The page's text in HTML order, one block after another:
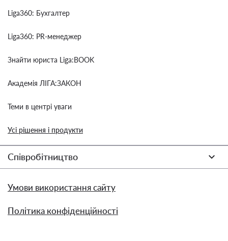
Liga360: Бухгалтер
Liga360: PR-менеджер
Знайти юриста Liga:BOOK
Академія ЛІГА:ЗАКОН
Теми в центрі уваги
Усі рішення і продукти
Співробітництво
Умови використання сайту
Політика конфіденційності